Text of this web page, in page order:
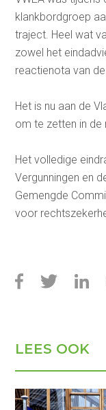
klankbordgroep
traject. Heel wat
zowel het
reactienota van
Het is nu aan de
om te zetten in de
Het volledige
Vergunningen en
Gemengde
voor
LEES OOK